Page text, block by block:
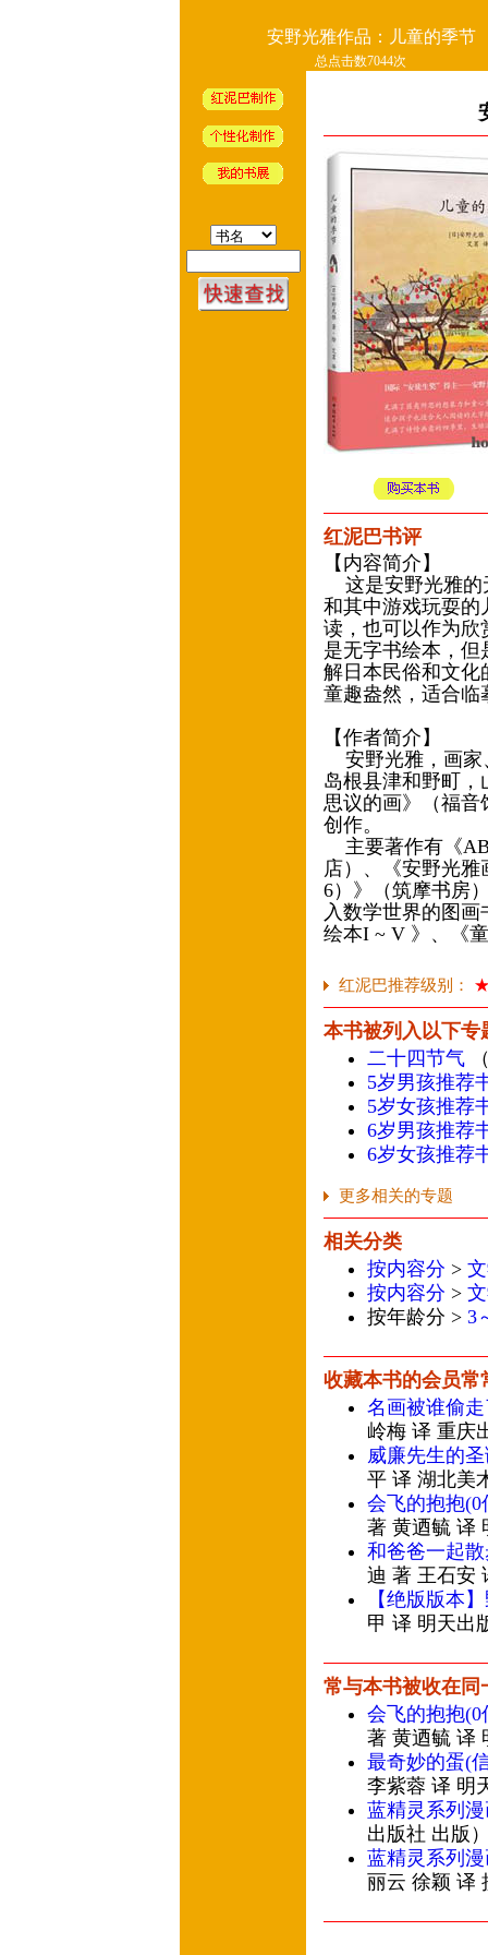
安野光雅作品：儿童的季节
总点击数7044次
红泥巴书评
【内容简介】
这是安野光雅的
和其中游戏玩耍的
读，也可以作为欣
是无字书绘本，
解日本民俗和文化
童趣盎然，适合
【作者简介】
安野光雅，画家
岛根县津和野町，
思议的画》（福音
创作。
主要著作有《
店）、《安野光
6）》（筑摩书房
入数学世界的图
绘本I ~ V 》、《
红泥巴推荐级别：
本书被列入以下专
二十四节气
5岁男孩推荐
5岁女孩推荐
6岁男孩推荐
6岁女孩推荐
更多相关的专题
相关分类
按内容分 >
按内容分 >
按年龄分 > 3
收藏本书的会员常
名画被谁偷
岭梅 译 重庆
威廉先生的
平 译 湖北美
会飞的抱抱
著 黄迺毓 译
和爸爸一起
迪 著 王石安
【绝版版本
甲 译 明天出
常与本书被收在同
会飞的抱抱
著 黄迺毓 译
最奇妙的蛋(
李紫蓉 译 明
蓝精灵系列
出版社 出版
蓝精灵系列
丽云 徐颖 译